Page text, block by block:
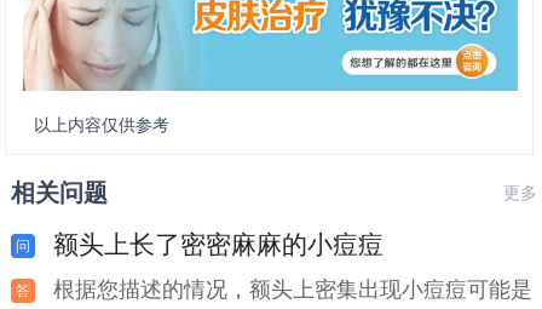
以上内容仅供参考
相关问题 更多
额头上长了密密麻麻的小痘痘
根据您描述的情况，额头上密集出现小痘痘可能是